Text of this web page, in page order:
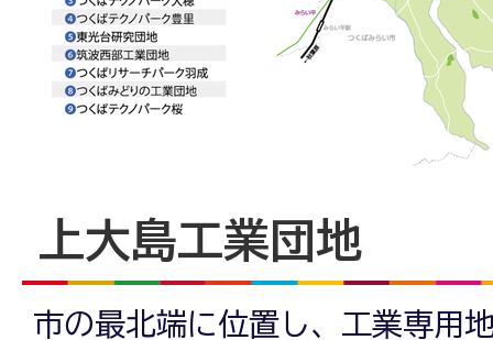
上大島工業団地
市の最北端に位置し、工業専用